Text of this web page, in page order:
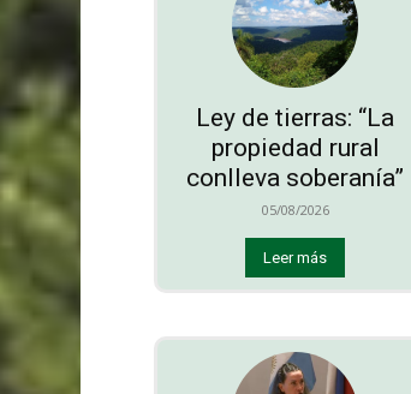
Ley de tierras: “La
propiedad rural
conlleva soberanía”
05/08/2026
Leer más